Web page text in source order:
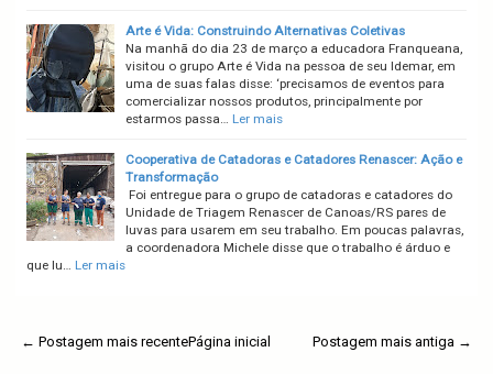
Arte é Vida: Construindo Alternativas Coletivas
Na manhã do dia 23 de março a educadora Franqueana,
visitou o grupo Arte é Vida na pessoa de seu Idemar, em
uma de suas falas disse: ‘precisamos de eventos para
comercializar nossos produtos, principalmente por
estarmos passa… Ler mais
Cooperativa de Catadoras e Catadores Renascer: Ação e
Transformação
Foi entregue para o grupo de catadoras e catadores do
Unidade de Triagem Renascer de Canoas/RS pares de
luvas para usarem em seu trabalho. Em poucas palavras,
a coordenadora Michele disse que o trabalho é árduo e
que lu… Ler mais
← Postagem mais recente Postagem mais antiga →
Página inicial